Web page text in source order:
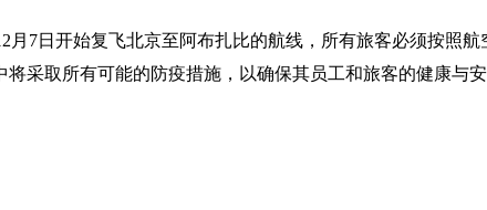
月7日开始复飞北京至阿布扎比的航线，所有旅客必须按照
采取所有可能的防疫措施，以确保其员工和旅客的健康与安